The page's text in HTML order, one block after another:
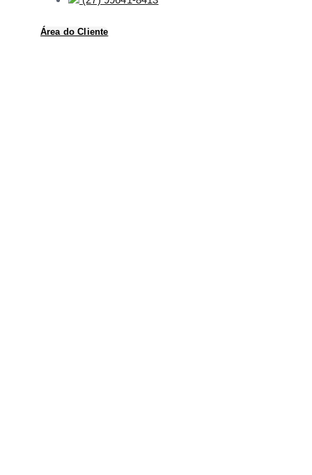
Área do Cliente